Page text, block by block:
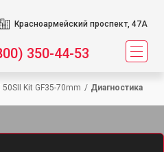
Красноармейский проспект, 47А
350-44-53
50SII Kit GF35-70mm / Диагностика